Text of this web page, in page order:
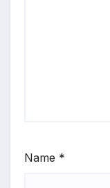
Name *